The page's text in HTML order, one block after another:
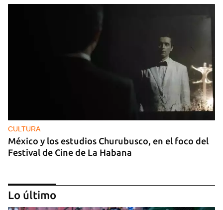
CULTURA
México y los estudios Churubusco, en el foco del
Festival de Cine de La Habana
Lo último